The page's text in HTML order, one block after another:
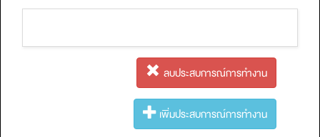
ลบประสบการณ์การทํางาน
เพิ่มประสบการณ์การทํางาน